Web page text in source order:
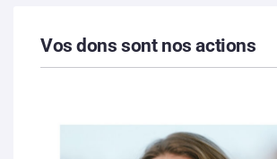
Vos dons sont nos actions